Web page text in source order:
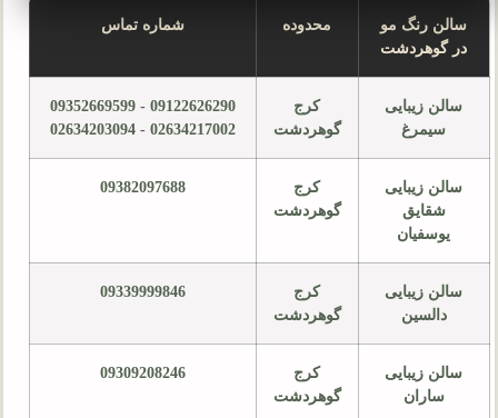
سالن رنگ مو
در گوهردشت
محدوده شماره تماس
سالن زیبایی
سیمرغ
کرج
گوهردشت
09122626290 - 09352669599
02634217002 - 02634203094
سالن زیبایی
شقایق
یوسفیان
کرج
گوهردشت
09382097688
سالن زیبایی
دالسین
کرج
گوهردشت
09339999846
سالن زیبایی
ساران
کرج
گوهردشت
09309208246